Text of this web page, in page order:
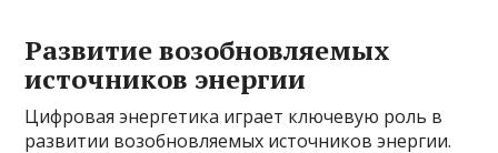
Развитие возобновляемых
источников энергии
Цифровая энергетика играет ключевую роль в
развитии возобновляемых источников энергии.